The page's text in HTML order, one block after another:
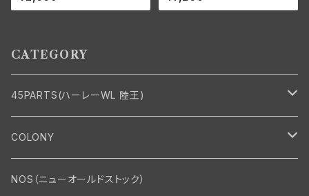
なし ハーレーダビッドソン 193
6-48年 EL FL UL パーカーラ
個 ハーレーダビッドソン
CATEGORY
45PARTS(ハーレーWL 陸王)
エンジン
エンジン・シリンダーヘッド
マフラー・インテーク・キャブレター
COLONY
Bolt・Nut
NOS（ニューオールドストック）